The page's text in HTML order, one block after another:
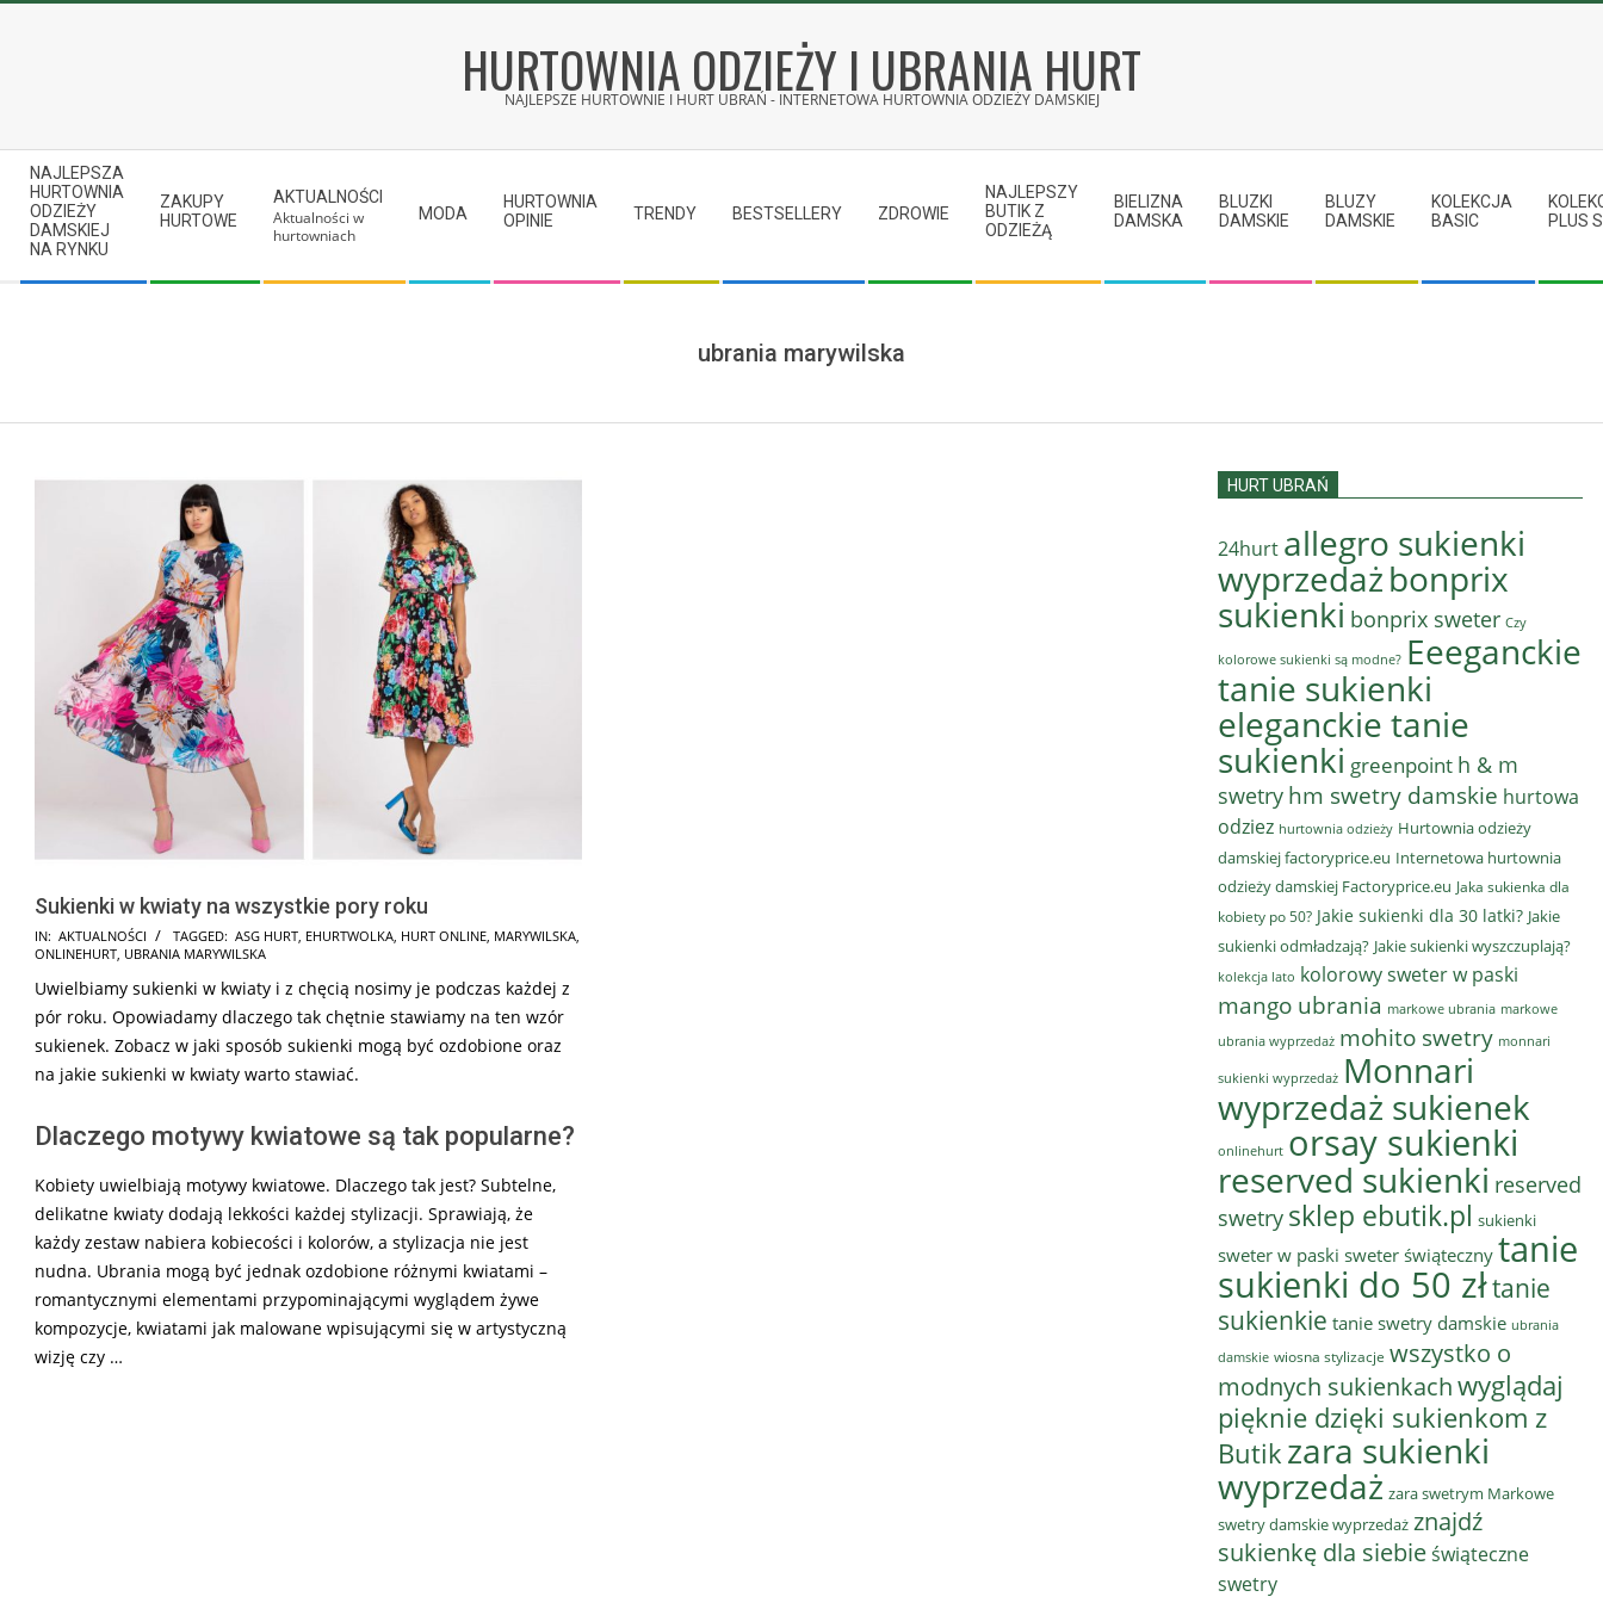
HURTOWNIA ODZIEŻY I UBRANIA HURT
NAJLEPSZE HURTOWNIE I HURT UBRAŃ - INTERNETOWA HURTOWNIA ODZIEŻY DAMSKIEJ
Secondary
Navigation
Menu
NAJLEPSZA
HURTOWNIA
ODZIEŻY
DAMSKIEJ
NA RYNKU
ZAKUPY
HURTOWE
AKTUALNOŚCI
Aktualności w
hurtowniach
MODA
HURTOWNIA
OPINIE
TRENDY BESTSELLERY ZDROWIE
NAJLEPSZY
BUTIK Z
ODZIEŻĄ
BIELIZNA
DAMSKA
BLUZKI
DAMSKIE
BLUZY
DAMSKIE
KOLEKCJA
BASIC
PLUS
ubrania marywilska
Sukienki w kwiaty na wszystkie pory roku
2025-
03-
01
IN: AKTUALNOŚCI TAGGED: ASG HURT EHURTWOLKA HURT ONLINE MARYWILSKA
ONLINEHURT UBRANIA MARYWILSKA
Uwielbiamy sukienki w kwiaty i z chęcią nosimy je podczas każdej z
pór roku. Opowiadamy dlaczego tak chętnie stawiamy na ten wzór
sukienek. Zobacz w jaki sposób sukienki mogą być ozdobione oraz
na jakie sukienki w kwiaty warto stawiać.
Dlaczego motywy kwiatowe są tak popularne?
Kobiety uwielbiają motywy kwiatowe. Dlaczego tak jest? Subtelne,
delikatne kwiaty dodają lekkości każdej stylizacji. Sprawiają, że
każdy zestaw nabiera kobiecości i kolorów, a stylizacja nie jest
nudna. Ubrania mogą być jednak ozdobione różnymi kwiatami –
romantycznymi elementami przypominającymi wyglądem żywe
kompozycje, kwiatami jak malowane wpisującymi się w artystyczną
wizję czy …
HURT UBRAŃ
24hurt allegro sukienki
wyprzedażbonprix
sukienki bonprix sweter Czy
kolorowe sukienki są modne? Eeeganckie
tanie sukienki
eleganckie tanie
sukienki greenpoint h & m
swetry hm swetry damskie hurtowa
odziez hurtownia odzieży Hurtownia odzieży
damskiej factoryprice.eu Internetowa hurtownia
odzieży damskiej Factoryprice.eu Jaka sukienka dla
kobiety po 50? Jakie sukienki dla 30 latki? Jakie
sukienki odmładzają? Jakie sukienki wyszczuplają?
kolekcja lato kolorowy sweter w paski
mango ubrania markowe ubrania markowe
ubrania wyprzedaż mohito swetry monnari
sukienki wyprzedaż Monnari
wyprzedaż sukienek
onlinehurt orsay sukienki
reserved sukienki reserved
swetry sklep ebutik.pl sukienki
sweter w paski sweter świątecznytanie
sukienki do 50 złtanie
sukienkie tanie swetry damskie ubrania
damskie wiosna stylizacje wszystko o
modnych sukienkachwyglądaj
pięknie dzięki sukienkom z
Butik zara sukienki
wyprzedaż zara swetrym Markowe
swetry damskie wyprzedaż znajdź
sukienkę dla siebieświąteczne
swetry